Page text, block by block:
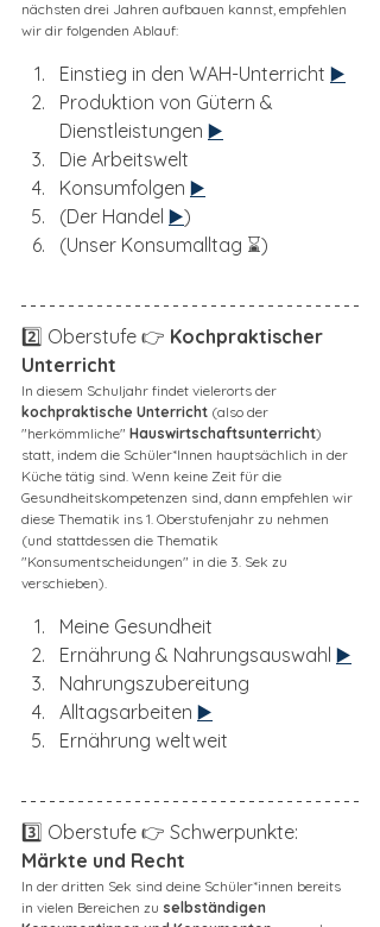
nächsten drei Jahren aufbauen kannst, empfehlen
wir dir folgenden Ablauf:
Einstieg in den WAH-Unterricht ▶️
Produktion von Gütern &
Dienstleistungen ▶️
Die Arbeitswelt
Konsumfolgen ▶️
(Der Handel ▶️)
(Unser Konsumalltag ⌛)
2️⃣ Oberstufe 👉 Kochpraktischer
Unterricht
In diesem Schuljahr findet vielerorts der
kochpraktische Unterricht (also der
"herkömmliche" Hauswirtschaftsunterricht)
statt, indem die Schüler*Innen hauptsächlich in der
Küche tätig sind. Wenn keine Zeit für die
Gesundheitskompetenzen sind, dann empfehlen wir
diese Thematik ins 1. Oberstufenjahr zu nehmen
(und stattdessen die Thematik
"Konsumentscheidungen" in die 3. Sek zu
verschieben).
Meine Gesundheit
Ernährung & Nahrungsauswahl ▶️
Nahrungszubereitung
Alltagsarbeiten ▶️
Ernährung weltweit
3️⃣ Oberstufe 👉 Schwerpunkte:
Märkte und Recht
In der dritten Sek sind deine Schüler*innen bereits
in vielen Bereichen zu selbständigen